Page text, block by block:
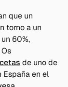
que un
torno a un
60%,
de uno de
España en el